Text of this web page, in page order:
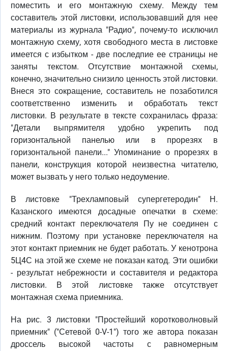
поместить и его монтажную схему. Между тем
составитель этой листовки, использовавший для нее
материалы из журнала "Радио", почему-то исключил
монтажную схему, хотя свободного места в листовке
имеется с избытком - две последпие ее страницы не
заняты текстом. Отсутствие монтажной схемы,
конечно, значительно снизило ценность этой листовки.
Внеся это сокращение, составитель не позаботился
соответственно изменить и обработать текст
листовки. В результате в тексте сохранилась фраза:
"Детали выпрямителя удобно укрепить под
горизонтальной панелью или в прорезях в
горизонтальной панели..." Упоминание о прорезях в
панели, конструкция которой неизвестна читателю,
может вызвать у него только недоумение.
В листовке "Трехламповый супергетеродин" Н.
Казанского имеются досадные опечатки в схеме:
средний контакт переключателя Пу не соединен с
нижним. Поэтому при установке переключателя на
этот контакт приемник не будет работать. У кенотрона
5Ц4С на этой же схеме не показан катод. Эти ошибки
- результат небрежности и составителя и редактора
листовки. В этой листовке также отсутствует
монтажная схема приемника.
На рис. 3 листовки "Простейший коротковолновый
приемник" ("Сетевой 0-V-1") того же автора показан
дроссель высокой частоты с равномерным